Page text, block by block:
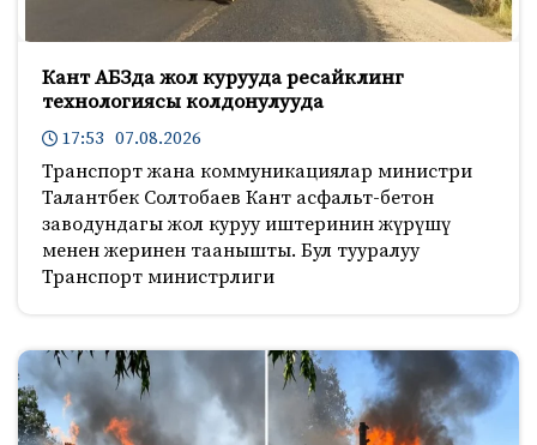
Кант АБЗда жол курууда ресайклинг
технологиясы колдонулууда
17:53 07.08.2026
Транспорт жана коммуникациялар министри
Талантбек Солтобаев Кант асфальт-бетон
заводундагы жол куруу иштеринин жүрүшү
менен жеринен таанышты. Бул тууралуу
Транспорт министрлиги